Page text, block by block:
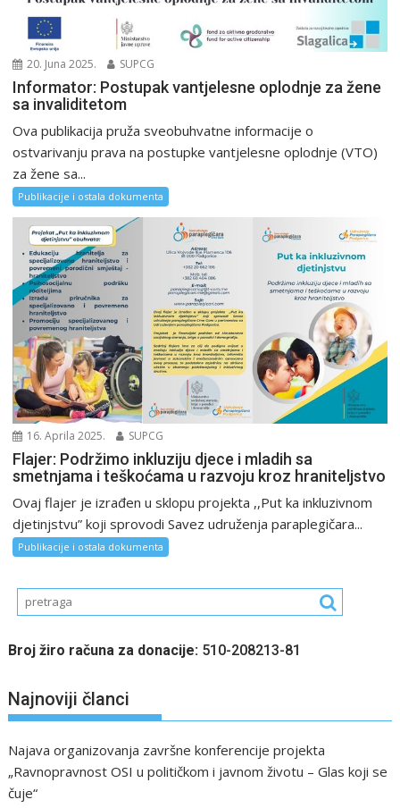
20. Juna 2025. SUPCG
Informator: Postupak vantjelesne oplodnje za žene
sa invaliditetom
Ova publikacija pruža sveobuhvatne informacije o
ostvarivanju prava na postupke vantjelesne oplodnje (VTO)
za žene sa...
Publikacije i ostala dokumenta
16. Aprila 2025. SUPCG
Flajer: Podržimo inkluziju djece i mladih sa
smetnjama i teškoćama u razvoju kroz hraniteljstvo
Ovaj flajer je izrađen u sklopu projekta ,,Put ka inkluzivnom
djetinjstvu” koji sprovodi Savez udruženja paraplegičara...
Publikacije i ostala dokumenta
Broj žiro računa za donacije: 510-208213-81
Najnoviji članci
Najava organizovanja završne konferencije projekta
„Ravnopravnost OSI u političkom i javnom životu – Glas koji se
čuje“